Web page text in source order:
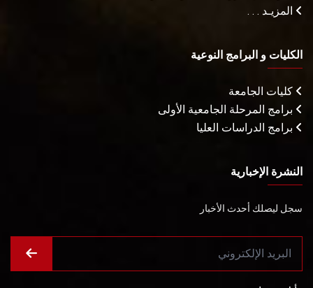
المزيـد . . .
الكليات و البرامج النوعية
كليات الجامعة
برامج المرحلة الجامعية الأولى
برامج الدراسات العليا
النشرة الإخبارية
سجل ليصلك أحدث الأخبار